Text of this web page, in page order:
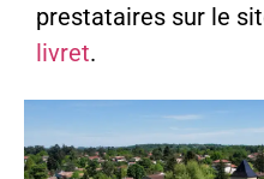
prestataires sur le
livret.